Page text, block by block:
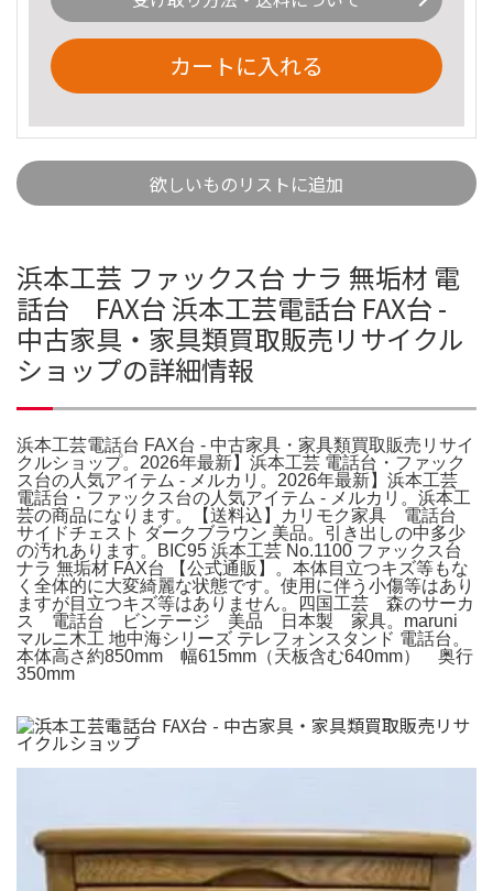
カートに入れる
欲しいものリストに追加
浜本工芸 ファックス台 ナラ 無垢材 電
話台 FAX台 浜本工芸電話台 FAX台 -
中古家具・家具類買取販売リサイクル
ショップの詳細情報
浜本工芸電話台 FAX台 - 中古家具・家具類買取販売リサイ
クルショップ。2026年最新】浜本工芸 電話台・ファック
ス台の人気アイテム - メルカリ。2026年最新】浜本工芸
電話台・ファックス台の人気アイテム - メルカリ。浜本工
芸の商品になります。【送料込】カリモク家具 電話台
サイドチェスト ダークブラウン 美品。引き出しの中多少
の汚れあります。BIC95 浜本工芸 No.1100 ファックス台
ナラ 無垢材 FAX台 【公式通販】。本体目立つキズ等もな
く全体的に大変綺麗な状態です。使用に伴う小傷等はあり
ますが目立つキズ等はありません。四国工芸 森のサーカ
ス 電話台 ビンテージ 美品 日本製 家具。maruni
マルニ木工 地中海シリーズ テレフォンスタンド 電話台。
本体高さ約850mm 幅615mm（天板含む640mm） 奥行
350mm